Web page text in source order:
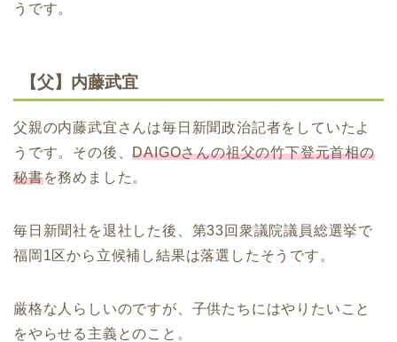
うです。
【父】内藤武宜
父親の内藤武宜さんは毎日新聞政治記者をしていたよ
うです。その後、DAIGOさんの祖父の竹下登元首相の
秘書を務めました。
毎日新聞社を退社した後、第33回衆議院議員総選挙で
福岡1区から立候補し結果は落選したそうです。
厳格な人らしいのですが、子供たちにはやりたいこと
をやらせる主義とのこと。